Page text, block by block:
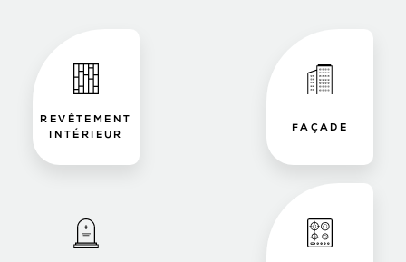
REVÊTEMENT
INTÉRIEUR
FAÇADE